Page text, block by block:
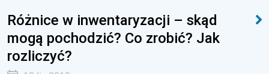
Różnice w inwentaryzacji – skąd
mogą pochodzić? Co zrobić? Jak
rozliczyć?